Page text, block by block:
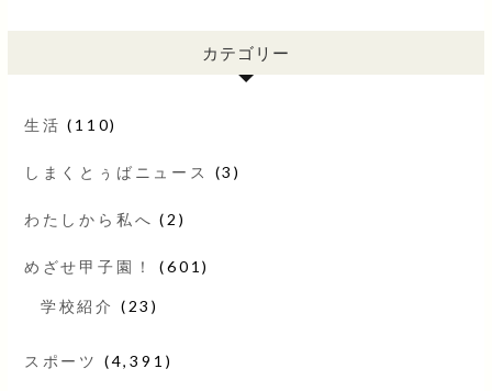
カテゴリー
生活 (110)
しまくとぅばニュース (3)
わたしから私へ (2)
めざせ甲子園！ (601)
学校紹介 (23)
スポーツ (4,391)